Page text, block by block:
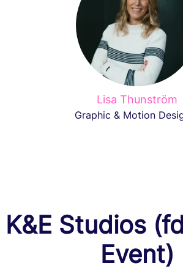
Lisa Thunström
Graphic & Motion
Studios
Event)